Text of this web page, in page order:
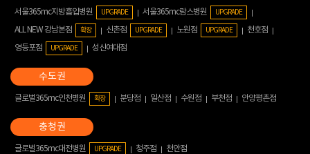
서울365mc지방흡입병원 UPGRADE 서울365mc람스병원 UPGRADE
ALL NEW 강남본점 확장 신촌점 UPGRADE 노원점 UPGRADE
천호점
영등포점
UPGRADE 성신여대점
글로벌365mc인천병원 확장 분당점 일산점 수원점 부천점 안양평촌점
글로벌365mc대전병원 UPGRADE 청주점 천안점